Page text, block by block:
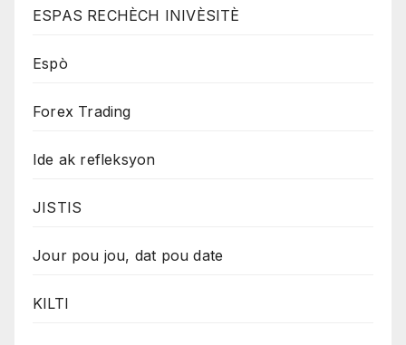
ESPAS RECHÈCH INIVÈSITÈ
Espò
Forex Trading
Ide ak refleksyon
JISTIS
Jour pou jou, dat pou date
KILTI